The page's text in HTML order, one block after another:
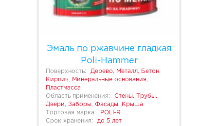
Эмаль по ржавчине гладкая
Poli-Hammer
Поверхность:
Дерево, Металл, Бетон,
Кирпич, Минеральные основания,
Пластмасса
Область применения:
Стены, Трубы,
Двери, Заборы, Фасады, Крыша
Торговая марка:
POLI-R
Срок хранения:
до 5 лет